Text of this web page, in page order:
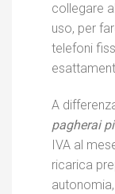
collegare
uso, per
telefoni
A
pagherai
IVA al
ricarica